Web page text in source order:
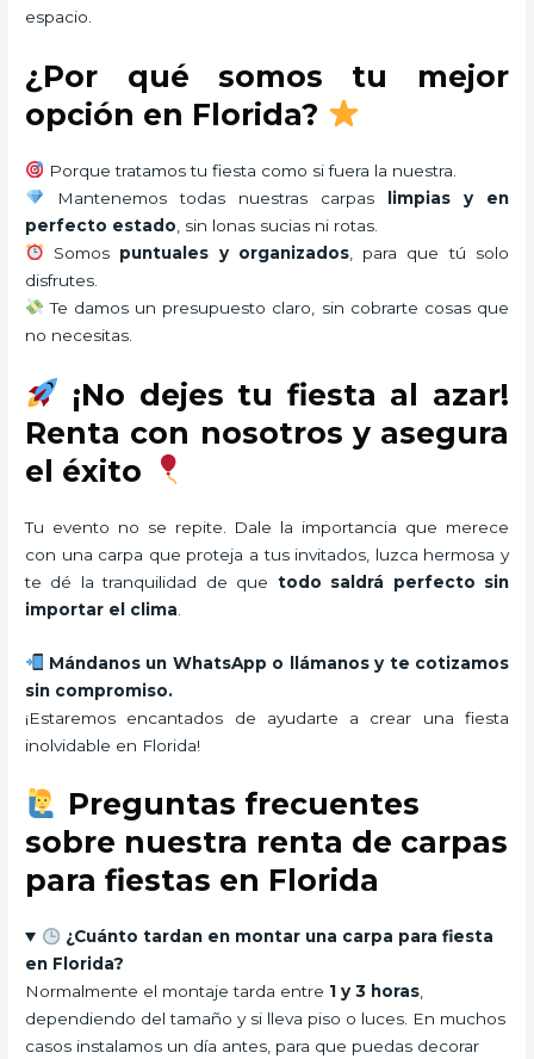
espacio.
¿Por qué somos tu mejor
opción en Florida?
Porque tratamos tu fiesta como si fuera la nuestra.
Mantenemos todas nuestras carpas
limpias y en
perfecto estado , sin lonas sucias ni rotas.
Somos puntuales y organizados, para que tú solo
disfrutes.
Te damos un presupuesto claro, sin cobrarte cosas que
no necesitas.
¡No dejes tu fiesta al azar!
Renta con nosotros y asegura
el éxito
Tu evento no se repite. Dale la importancia que merece
con una carpa que proteja a tus invitados, luzca hermosa y
te dé la tranquilidad de que todo saldrá perfecto sin
importar el clima
Mándanos un WhatsApp o llámanos y te cotizamos
sin compromiso.
¡Estaremos encantados de ayudarte a crear una fiesta
inolvidable en Florida!
Preguntas frecuentes
sobre nuestra renta de carpas
para fiestas en Florida
¿Cuánto tardan en montar una carpa para fiesta
en Florida?
Normalmente el montaje tarda entre 1 y 3 horas,
dependiendo del tamaño y si lleva piso o luces. En muchos
casos instalamos un día antes, para que puedas decorar